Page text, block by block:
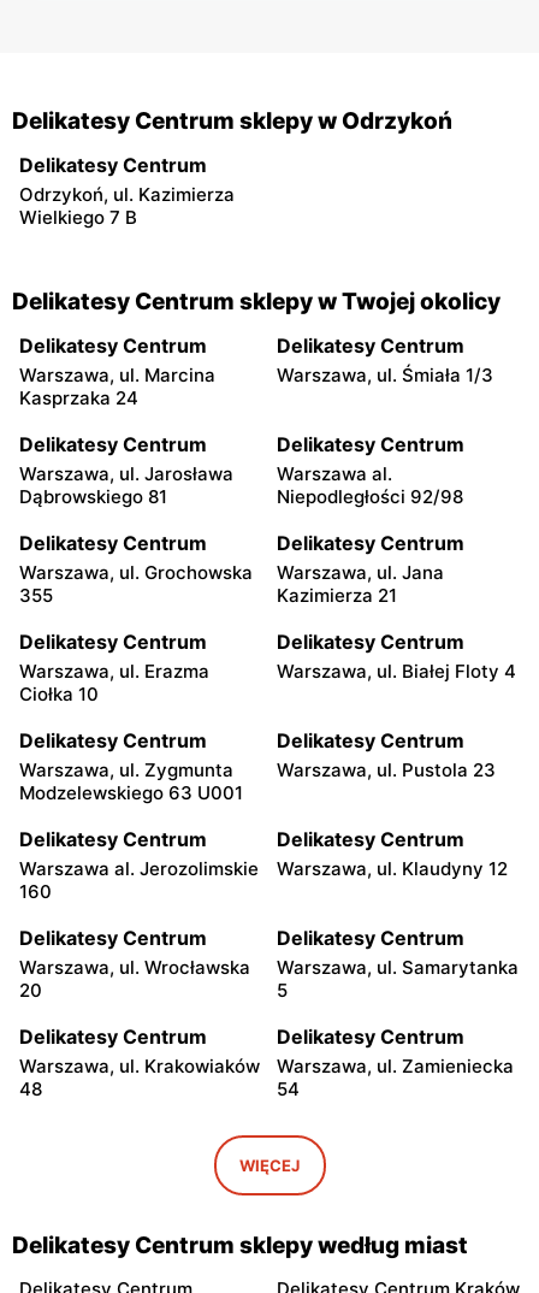
Delikatesy Centrum sklepy w Odrzykoń
Delikatesy Centrum
Odrzykoń, ul. Kazimierza
Wielkiego 7 B
Delikatesy Centrum sklepy w Twojej okolicy
Delikatesy Centrum
Warszawa, ul. Marcina
Kasprzaka 24
Delikatesy Centrum
Warszawa, ul. Śmiała 1/3
Delikatesy Centrum
Warszawa, ul. Jarosława
Dąbrowskiego 81
Delikatesy Centrum
Warszawa al.
Niepodległości 92/98
Delikatesy Centrum
Warszawa, ul. Grochowska
355
Delikatesy Centrum
Warszawa, ul. Jana
Kazimierza 21
Delikatesy Centrum
Warszawa, ul. Erazma
Ciołka 10
Delikatesy Centrum
Warszawa, ul. Białej Floty 4
Delikatesy Centrum
Warszawa, ul. Zygmunta
Modzelewskiego 63 U001
Delikatesy Centrum
Warszawa, ul. Pustola 23
Delikatesy Centrum
Warszawa al. Jerozolimskie
160
Delikatesy Centrum
Warszawa, ul. Klaudyny 12
Delikatesy Centrum
Warszawa, ul. Wrocławska
20
Delikatesy Centrum
Warszawa, ul. Samarytanka
5
Delikatesy Centrum
Warszawa, ul. Krakowiaków
48
Delikatesy Centrum
Warszawa, ul. Zamieniecka
54
Delikatesy Centrum
Warszawa, ul. Franciszka
Kawy 44
Delikatesy Centrum
Warszawa, ul. Kłobucka 8b
Delikatesy Centrum
Warszawa, ul. Béli Bartóka
8
WIĘCEJ
Delikatesy Centrum sklepy według miast